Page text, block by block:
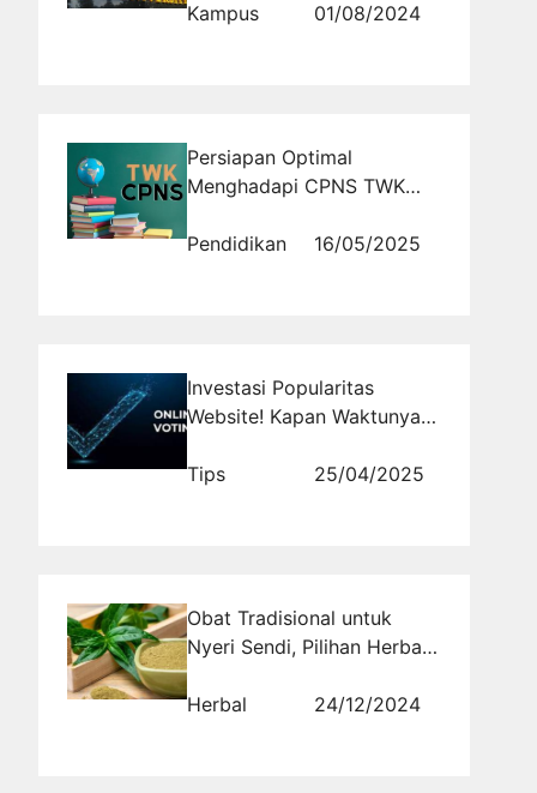
Kampus
01/08/2024
Persiapan Optimal
Menghadapi CPNS TWK
Pendidikan
16/05/2025
Investasi Popularitas
Website! Kapan Waktunya
Vote untuk Hasil Optimal?
Tips 25/04/2025
Obat Tradisional untuk
Nyeri Sendi, Pilihan Herbal
Herbal
24/12/2024